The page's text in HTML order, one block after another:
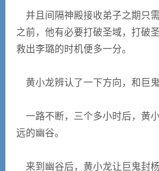
并且间隔神殿接收弟子之期只
之前，他有必要打破圣域，打破
救出李璐的时机便多一分。
黄小龙辨认了一下方向，和巨鬼
一路不断，三个多小时后，黄
远的幽谷。
来到幽谷后，黄小龙让巨鬼封